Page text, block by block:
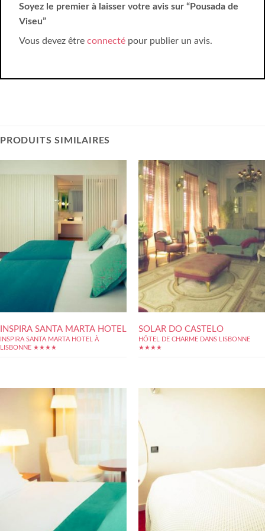
Soyez le premier à laisser votre avis sur “Pousada de
Viseu”
Vous devez être connecté pour publier un avis.
PRODUITS SIMILAIRES
INSPIRA SANTA MARTA HOTEL
INSPIRA SANTA MARTA HOTEL À
LISBONNE ★★★★
SOLAR DO CASTELO
HÔTEL DE CHARME DANS LISBONNE
★★★★